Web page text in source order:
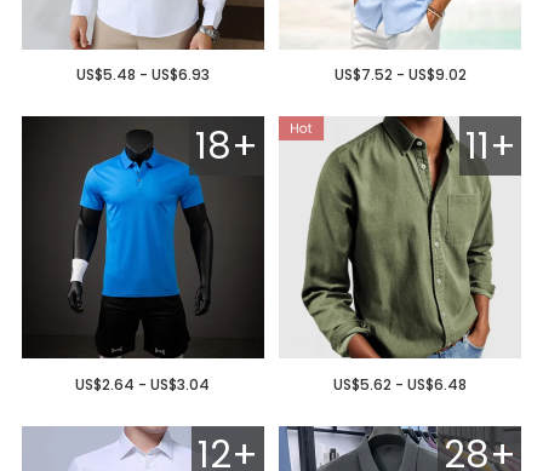
US$5.48 - US$6.93 US$7.52 - US$9.02
18+
US$2.64 - US$3.04
11+
US$5.62 - US$6.48
12+ 28+